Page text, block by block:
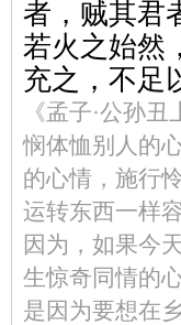
者，贼其君
若火之始然
充之，不足
《孟子·公孙
悯体恤别人的
的心情，施行
运转东西一样
因为，如果今
生惊奇同情的
是因为要想在